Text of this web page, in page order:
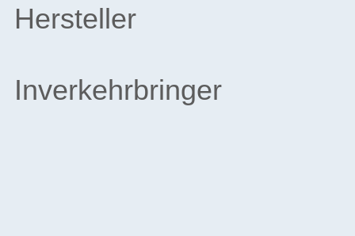
Hersteller
Inverkehrbringer